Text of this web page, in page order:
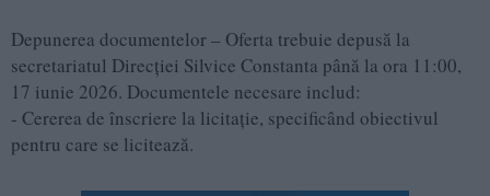
Depunerea documentelor – Oferta trebuie depusă la
secretariatul Direcției Silvice Constanta până la ora 11:00,
17 iunie 2026. Documentele necesare includ:
- Cererea de înscriere la licitație, specificând obiectivul
pentru care se licitează.